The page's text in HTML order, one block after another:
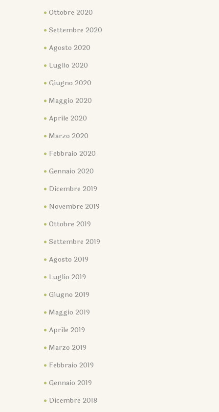
Ottobre 2020
Settembre 2020
Agosto 2020
Luglio 2020
Giugno 2020
Maggio 2020
Aprile 2020
Marzo 2020
Febbraio 2020
Gennaio 2020
Dicembre 2019
Novembre 2019
Ottobre 2019
Settembre 2019
Agosto 2019
Luglio 2019
Giugno 2019
Maggio 2019
Aprile 2019
Marzo 2019
Febbraio 2019
Gennaio 2019
Dicembre 2018